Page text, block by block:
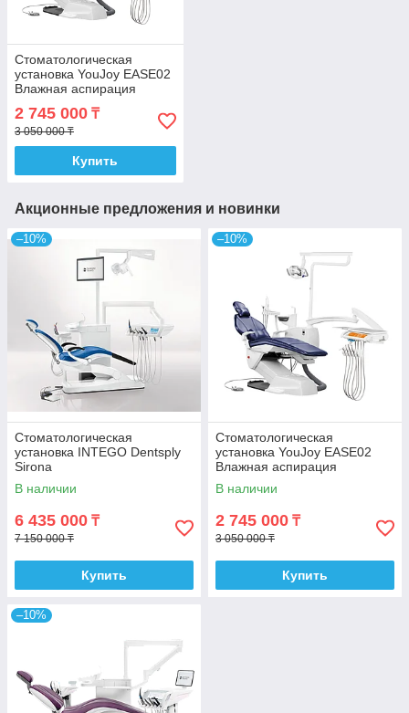
Стоматологическая
установка YouJoy EASE02
Влажная аспирация
2 745 000 ₸
3 050 000 ₸
Купить
Акционные предложения и новинки
–10%
Стоматологическая
установка INTEGO Dentsply
Sirona
В наличии
6 435 000 ₸
7 150 000 ₸
Купить
–10%
Стоматологическая
установка YouJoy EASE02
Влажная аспирация
В наличии
2 745 000 ₸
3 050 000 ₸
Купить
–10%